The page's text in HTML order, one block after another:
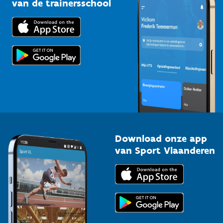
Trainers en begeleiders
Topsporters
Downloads
Voor de pers
van de trainersschool
Download onze app
van Sport Vlaanderen